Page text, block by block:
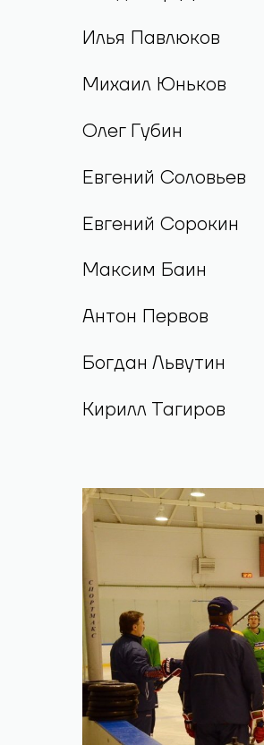
Илья Карлин
Кирилл Смирнов
Владимир Дьяченко
Илья Павлюков
Михаил Юньков
Олег Губин
Евгений Соловьев
Евгений Сорокин
Максим Баин
Богдан Львутин
Кирилл Тагиров